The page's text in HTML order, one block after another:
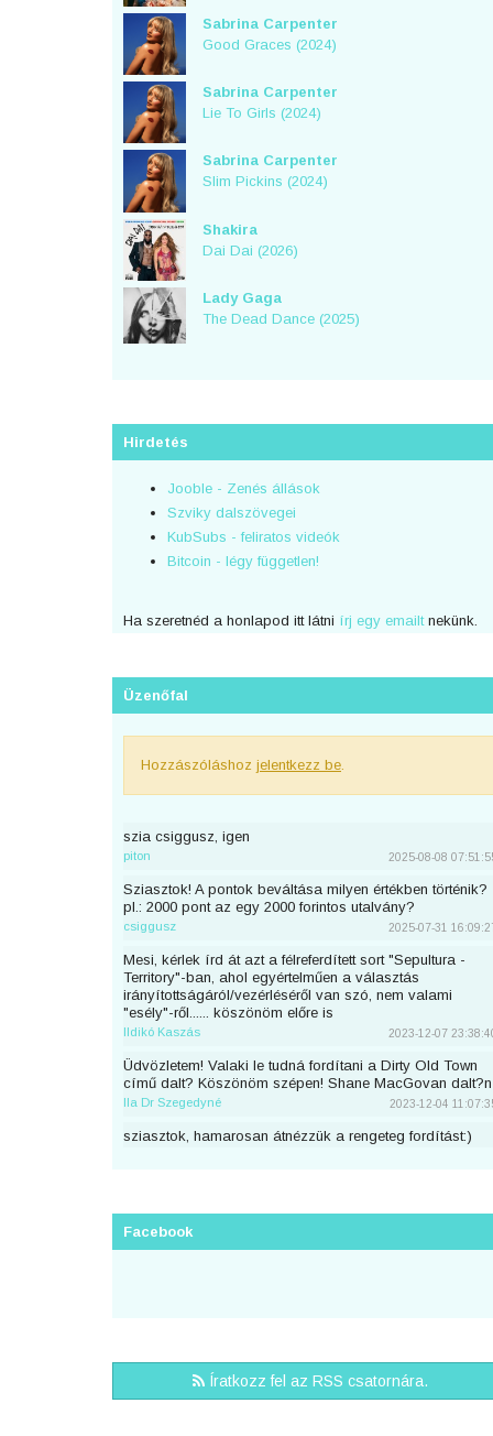
Sabrina Carpenter
Good Graces (2024)
Sabrina Carpenter
Lie To Girls (2024)
Sabrina Carpenter
Slim Pickins (2024)
Shakira
Dai Dai (2026)
Lady Gaga
The Dead Dance (2025)
Hirdetés
Jooble - Zenés állások
Szviky dalszövegei
KubSubs - feliratos videók
Bitcoin - légy független!
Ha szeretnéd a honlapod itt látni írj egy emailtnekünk.
Üzenőfal
Hozzászóláshoz jelentkezz be
szia csiggusz, igen
piton 2025-08-08
Sziasztok! A pontok beváltása milyen értékben történik?
pl.: 2000 pont az egy 2000 forintos utalvány?
csiggusz 2025-07-31
Mesi, kérlek írd át azt a félreferdített sort "Sepultura -
Territory"-ban, ahol egyértelműen a választás
irányítottságáról/vezérléséről van szó, nem valami
"esély"-ről...... köszönöm előre is
Ildikó Kaszás 2023-12-07
Üdvözletem! Valaki le tudná fordítani a Dirty Old Town
című dalt? Köszönöm szépen! Shane MacGovan dalt?n
Ila Dr Szegedyné 2023-12-04
sziasztok, hamarosan átnézzük a rengeteg fordítást:)
előtte. Át lehetne még írni a nevemre? Köszi <3
Sziasztok, én küldtem be most Taylor Swifttől a Great
War című számot, de véletlen nem voltam bejelentkezve.
A nevemre lehetne írni?
Facebook
Íratkozz fel az RSS csatornára.